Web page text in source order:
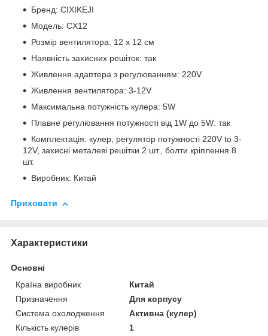
Бренд: CIXIKEJI
Модель: CX12
Розмір вентилятора: 12 x 12 см
Наявність захисних решіток: так
Живлення адаптера з регулюванням: 220V
Живлення вентилятора: 3-12V
Максимальна потужність кулера: 5W
Плавне регулювання потужності від 1W до 5W: так
Комплектація: кулер, регулятор потужності 220V to 3-
12V, захисні металеві решітки 2 шт., болти кріплення 8
шт.
Виробник: Китай
Приховати
Характеристики
Основні
Країна виробник
Китай
Призначення
Для корпусу
Система охолодження
Активна (кулер)
Кількість кулерів
1